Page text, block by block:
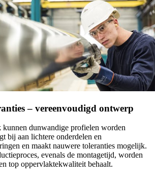
– vereenvoudigd ontwerp
dunwandige profielen worden
bij aan lichtere onderdelen en
en maakt nauwere toleranties mogelijk.
evenals de montagetijd, worden
top oppervlaktekwaliteit behaalt.